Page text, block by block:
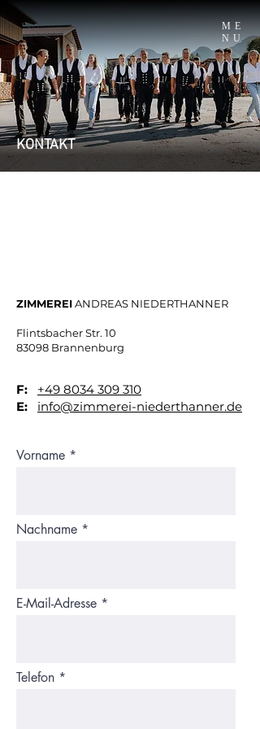
ME
NU
KONTAKT
ZIMMEREIANDREAS NIEDERTHANNER
Flintsbacher Str. 10
83098 Brannenburg
F:
+49 8034 309 310
E: info@zimmerei-niederthanner.de
Vorname
Nachname
E-Mail-Adresse
Telefon